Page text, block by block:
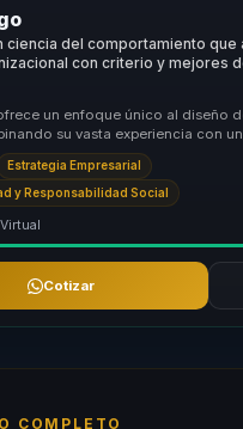
ciencia del comportamiento que
con criterio y mejores
un enfoque único al diseño
su vasta experiencia con
Estrategia Empresarial
y Responsabilidad Social
Virtual
Cotizar
COMPLETO